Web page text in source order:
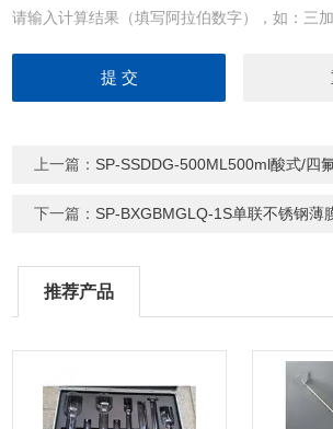
请输入计算结果（填写阿拉伯数字），如：三
上一篇： SP-SSDDG-500ML500ml酸式/四氟酸碱通用
下一篇： SP-BXGBMGLQ-1S单联不锈钢薄膜过滤器
推荐产品